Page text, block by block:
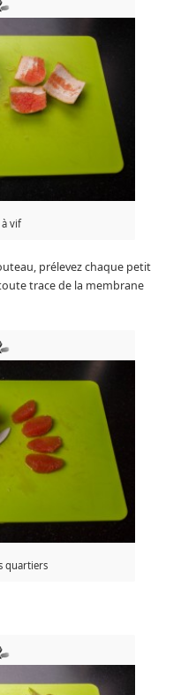
à vif
prélevez chaque petit
trace de la membrane
quartiers